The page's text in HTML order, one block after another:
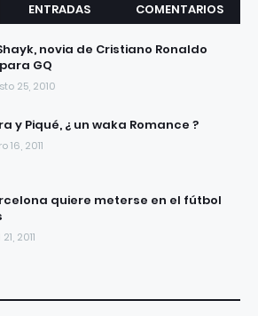
ENTRADAS
COMENTARIOS
novia de Cristiano Ronaldo
GQ
25, 2010
y Piqué, ¿ un waka Romance ?
16, 2011
quiere meterse en el fútbol
2011